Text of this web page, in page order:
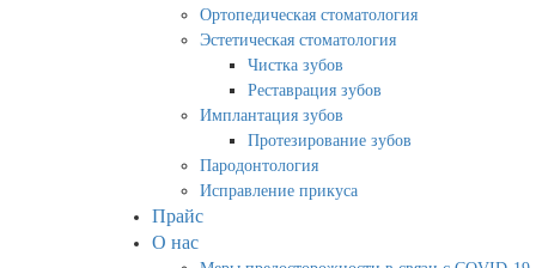
Ортопедическая стоматология
Эстетическая стоматология
Чистка зубов
Реставрация зубов
Имплантация зубов
Протезирование зубов
Пародонтология
Исправление прикуса
Прайс
О нас